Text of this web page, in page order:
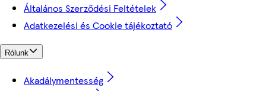
Általános Szerződési Feltételek
Adatkezelési és Cookie tájékoztató
Rólunk
Akadálymentesség